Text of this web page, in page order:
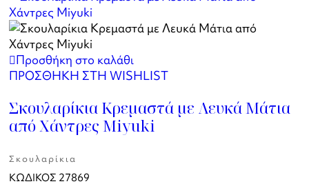
Προσθήκη στο καλάθι
ΠΡΟΣΘΗΚΗ ΣΤΗ WISHLIST
Σκουλαρίκια Κρεμαστά με Λευκά Μάτια
από Χάντρες Miyuki
Σκουλαρίκια
ΚΩΔΙΚΟΣ 27869